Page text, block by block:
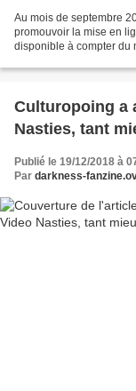
Au mois de septembre
promouvoir la mise en
disponible à compter du
Culturopoing a
Nasties, tant
Publié le 19/12/2018 à
Par darkness-